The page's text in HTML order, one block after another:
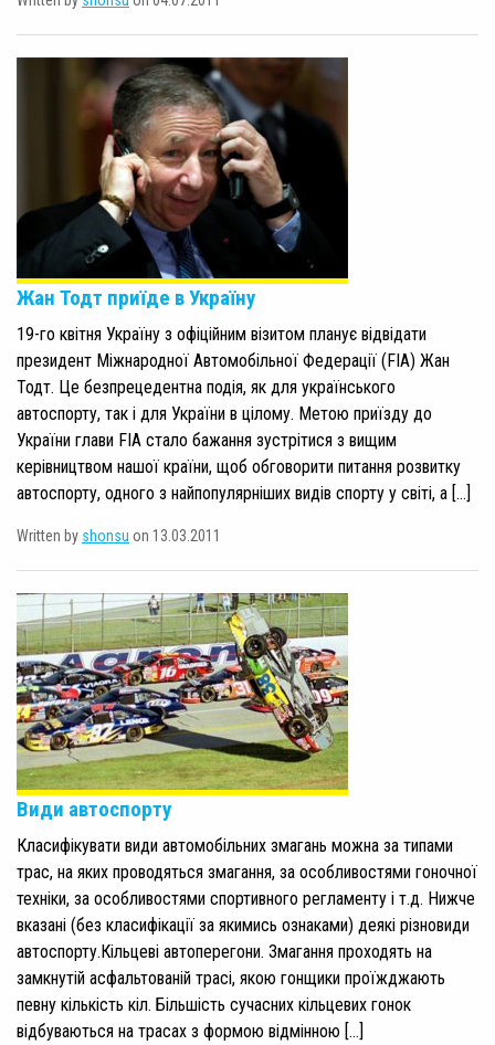
Жан Тодт приїде в Україну
19-го квітня Україну з офіційним візитом планує відвідати
президент Міжнародної Автомобільної Федерації (FIA) Жан
Тодт. Це безпрецедентна подія, як для українського
автоспорту, так і для України в цілому. Метою приїзду до
України глави FIA стало бажання зустрітися з вищим
керівництвом нашої країни, щоб обговорити питання розвитку
автоспорту, одного з найпопулярніших видів спорту у світі, а […]
Written by shonsu on 13.03.2011
Види автоспорту
Класифікувати види автомобільних змагань можна за типами
трас, на яких проводяться змагання, за особливостями гоночної
техніки, за особливостями спортивного регламенту і т.д. Нижче
вказані (без класифікації за якимись ознаками) деякі різновиди
автоспорту.Кільцеві автоперегони. Змагання проходять на
замкнутій асфальтованій трасі, якою гонщики проїжджають
певну кількість кіл. Більшість сучасних кільцевих гонок
відбуваються на трасах з формою відмінною […]